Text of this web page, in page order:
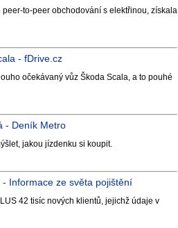
to-peer obchodování s elektřinou, získala
- fDrive.cz
očekávaný vůz Škoda Scala, a to pouhé
- Deník Metro
jakou jízdenku si koupit.
- Informace ze světa pojištění
42 tisíc nových klientů, jejichž údaje v